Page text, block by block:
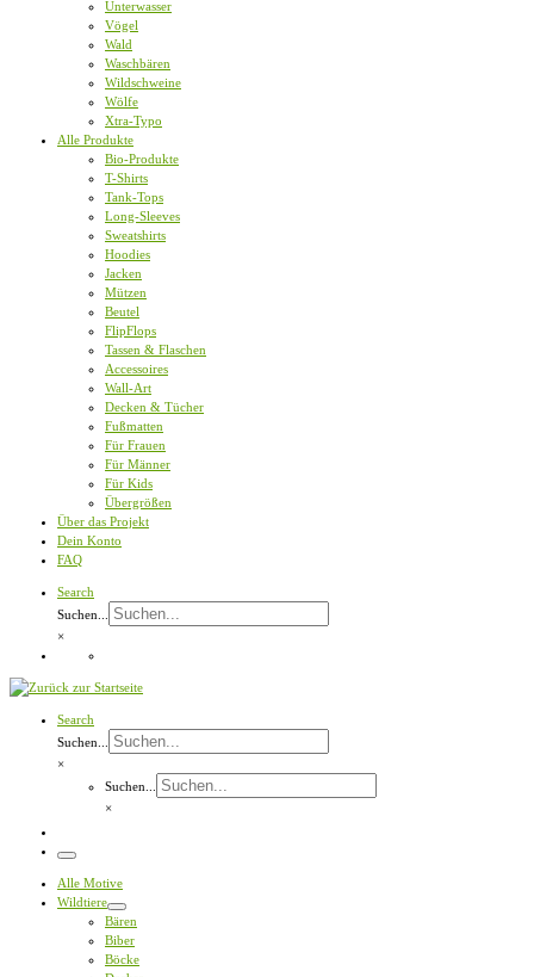
Unterwasser
Vögel
Wald
Waschbären
Wildschweine
Wölfe
Xtra-Typo
Alle Produkte
Bio-Produkte
T-Shirts
Tank-Tops
Long-Sleeves
Sweatshirts
Hoodies
Jacken
Mützen
Beutel
FlipFlops
Tassen & Flaschen
Accessoires
Wall-Art
Decken & Tücher
Fußmatten
Für Frauen
Für Männer
Für Kids
Übergrößen
Über das Projekt
Dein Konto
FAQ
Search
Suchen...
×
Search
Suchen...
×
Suchen...
×
Menü
Alle Motive
Wildtiere
Bären
Biber
Böcke